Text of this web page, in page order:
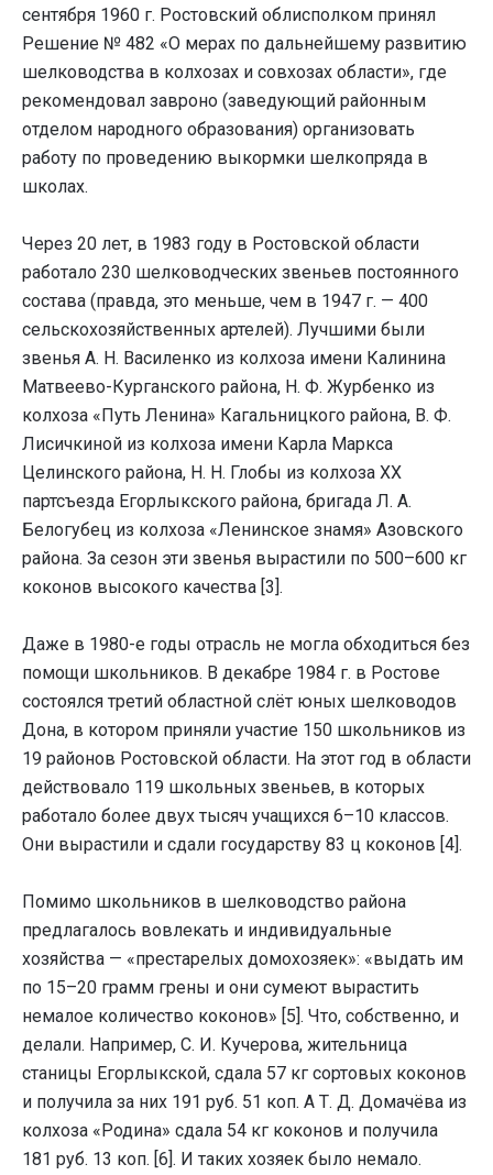
сентября 1960 г. Ростовский облисполком принял
Решение № 482 «О мерах по дальнейшему развитию
шелководства в колхозах и совхозах области», где
рекомендовал завроно (заведующий районным
отделом народного образования) организовать
работу по проведению выкормки шелкопряда в
школах.
Через 20 лет, в 1983 году в Ростовской области
работало 230 шелководческих звеньев постоянного
состава (правда, это меньше, чем в 1947 г. — 400
сельскохозяйственных артелей). Лучшими были
звенья А. Н. Василенко из колхоза имени Калинина
Матвеево-Курганского района, Н. Ф. Журбенко из
колхоза «Путь Ленина» Кагальницкого района, В. Ф.
Лисичкиной из колхоза имени Карла Маркса
Целинского района, Н. Н. Глобы из колхоза XX
партсъезда Егорлыкского района, бригада Л. А.
Белогубец из колхоза «Ленинское знамя» Азовского
района. За сезон эти звенья вырастили по 500–600 кг
коконов высокого качества [3].
Даже в 1980-е годы отрасль не могла обходиться без
помощи школьников. В декабре 1984 г. в Ростове
состоялся третий областной слёт юных шелководов
Дона, в котором приняли участие 150 школьников из
19 районов Ростовской области. На этот год в области
действовало 119 школьных звеньев, в которых
работало более двух тысяч учащихся 6–10 классов.
Они вырастили и сдали государству 83 ц коконов [4].
Помимо школьников в шелководство района
предлагалось вовлекать и индивидуальные
хозяйства — «престарелых домохозяек»: «выдать им
по 15–20 грамм грены и они сумеют вырастить
немалое количество коконов» [5]. Что, собственно, и
делали. Например, С. И. Кучерова, жительница
станицы Егорлыкской, сдала 57 кг сортовых коконов
и получила за них 191 руб. 51 коп. А Т. Д. Домачёва из
колхоза «Родина» сдала 54 кг коконов и получила
181 руб. 13 коп. [6]. И таких хозяек было немало.